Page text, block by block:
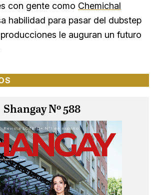
con gente como Chemichal
habilidad para pasar del dubstep
le auguran un futuro
Shangay Nº 588